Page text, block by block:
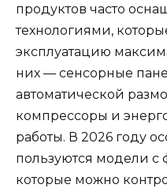
продуктов часто
технологиями,
эксплуатацию
них — сенсорные
автоматической
компрессоры и
работы. В 2026 году
пользуются модели с
которые можно